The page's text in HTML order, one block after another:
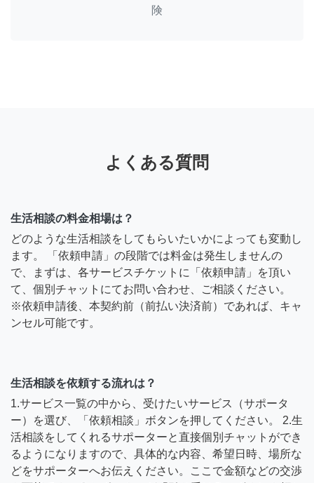
険
よくある質問
生活相談の料金相場は？
どのような生活相談をしてもらいたいかによっても変動し
ます。 「依頼申請」の段階では料金は発生しませんの
で、まずは、各サービスチケットに「依頼申請」を頂い
て、個別チャットにてお問い合わせ、ご相談ください。
※依頼申請後、本契約前（前払い決済前）であれば、キャ
ンセル可能です。
生活相談を依頼する流れは？
1.サービス一覧の中から、受けたいサービス（サポータ
ー）を選び、「依頼相談」ボタンを押してください。 2.生
活相談をしてくれるサポーターと直接個別チャットができ
るようになりますので、具体的な内容、希望日時、場所な
どをサポーターへお伝えください。ここで金額などの交渉